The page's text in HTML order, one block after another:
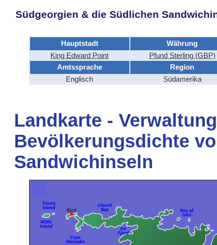
Südgeorgien & die Südlichen
Hauptstadt
Währung
King Edward Point
Pfund Sterling (GBP)
Amtssprache
Region
Englisch
Südamerika
Landkarte -
Bevölkerungsdichte
Sandwichinseln